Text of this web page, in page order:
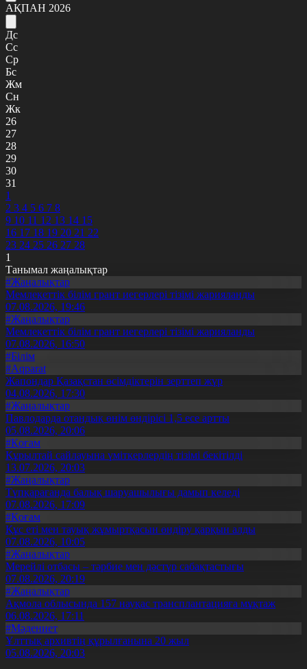
АҚПАН 2026
Дс
Сс
Ср
Бс
Жм
Сн
Жк
26
27
28
29
30
31
1
2 3 4 5 6 7 8
9 10 11 12 13 14 15
16 17 18 19 20 21 22
23 24 25 26 27 28
1
Танымал жаңалықтар
#Жаңалықтар
Мемлекеттік білім грант иегерлері тізімі жарияланды
07.08.2026, 19:46
#Жаңалықтар
Мемлекеттік білім грант иегерлері тізімі жарияланды
07.08.2026, 16:50
#Білім
#Aqparat
Жапондар Қазақстан өсімдіктерін зерттеп жүр
04.08.2026, 17:30
#Жаңалықтар
Павлодарда отандық өнім өндірісі 1,5 есе артты
05.08.2026, 20:06
#Қоғам
Құрылтай сайлауына үміткерлердің тізімі бекітілді
13.07.2026, 20:03
#Жаңалықтар
Түпқарағанда балық шаруашылығы дамып келеді
07.08.2026, 17:09
#Қоғам
Құс еті мен тауық жұмыртқасын өндіру қарқын алды
07.08.2026, 10:05
#Жаңалықтар
Мерейлі отбасы – тәрбие мен дәстүр сабақтастығы
07.08.2026, 20:19
#Жаңалықтар
Ақмола облысында 157 науқас трансплантацияға мұқтаж
06.08.2026, 17:11
#Мәдениет
Ұлттық архивтің құрылғанына 20 жыл
05.08.2026, 20:03